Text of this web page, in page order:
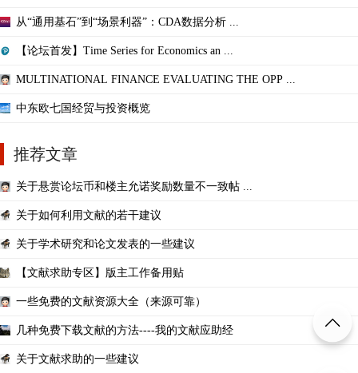
从“通用基石”到“场景利器”：CDA数据分析 ...
【论坛首发】Time Series for Economics an ...
MULTINATIONAL FINANCE EVALUATING THE OPP ...
中东欧七国经贸与投资概览
推荐文章
关于悬赏论坛币和楼主允诺奖励数量不一致帖 ...
关于如何利用文献的若干建议
关于学术研究和论文发表的一些建议
【文献求助专区】版主工作备用贴
一些免费的文献资源大全（来源可靠）
几种免费下载文献的方法----我的文献应助经
关于文献求助的一些建议